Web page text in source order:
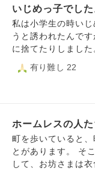
たが、「じゃ、あ
と言ったところA君
は一切話していな
に話を聞くタイプ
になる人でした。 この事を40歳過ぎた今になっても、ふと
思い出します。小
はと考えてしまい
ではなく、いじめ
に書いてありまし
という話があり神
てあげるべきだと
報なのでこれらが
いじめっ子でした
私は小学生の時い
うと誘われたんで
に捨てたりしまし
せんが、私の机の
のなかの1人に蹴ら
うか私は無視された
流れ大人になった
く、LINEグループ
タをした子にLINE
有り難し 22
ホームレスの人た
町を歩いていると
とがあります。 そこで、失礼を承知ながら質問です。 どう
して、お坊さまは